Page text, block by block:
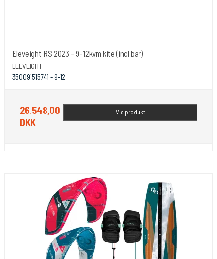
Eleveight RS 2023 - 9-12kvm kite (incl bar)
ELEVEIGHT
350091515741 - 9-12
26.548,00
DKK
Vis produkt